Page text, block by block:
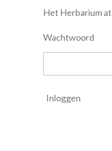
Het Herbarium
Wachtwoord
Inloggen